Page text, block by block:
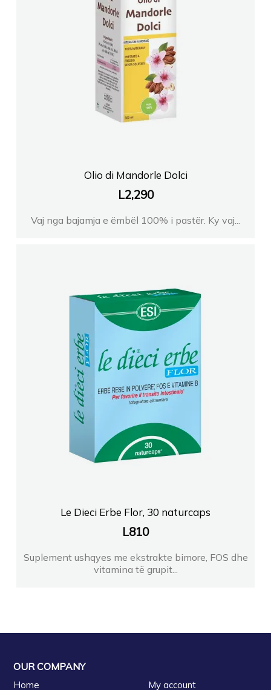
Olio di Mandorle Dolci
L2,290
Vaj nga bajamja e ëmbël 100% i pastër. Ky vaj...
Le Dieci Erbe Flor, 30 naturcaps
L810
Suplement ushqyes me ekstrakte bimore, FOS dhe
vitamina të grupit...
OUR COMPANY
Home My account